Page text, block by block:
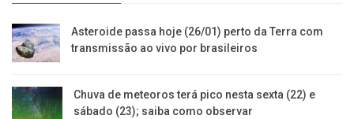
Asteroide passa hoje (26/01) perto da Terra com
transmissão ao vivo por brasileiros
Chuva de meteoros terá pico nesta sexta (22) e
sábado (23); saiba como observar